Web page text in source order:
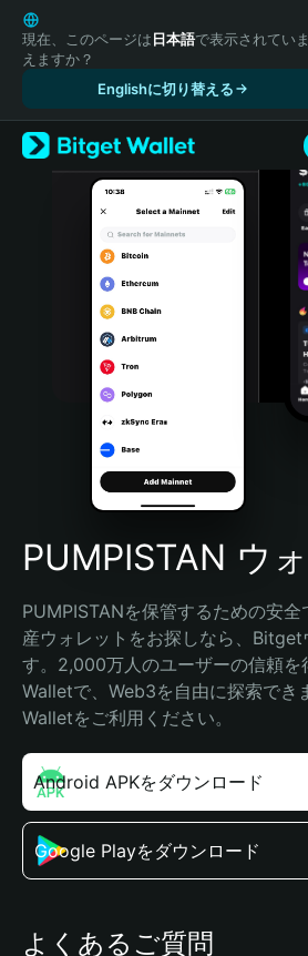
English
日本語
Tiếng Việt
Español (Latinoamérica)
Türkçe
Italiano
Português (Portugal)
Bahasa Indonesia
Português (Brasil)
Español (Argentina)
現在、このページは日本語で表示されていま
えますか？
Englishに切り替える
PUMPISTAN ウ
PUMPISTANを保管するための安
産ウォレットをお探しなら、
す。2,000万人のユーザーの信頼
Walletで、Web3を自由に探索でき
Walletをご利用ください。
Android APKをダウンロード
Google Playをダウンロード
よくあるご質問